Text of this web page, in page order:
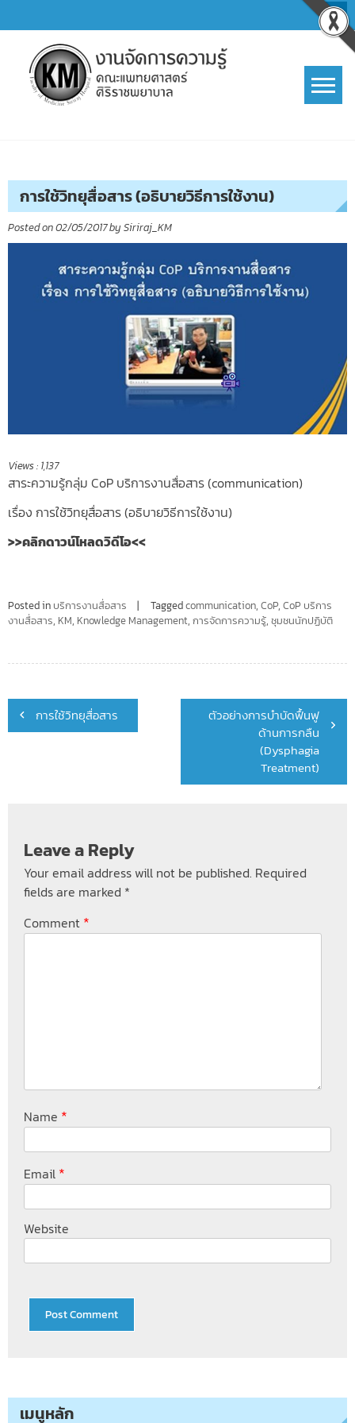
to
content
การใช้วิทยุสื่อสาร (อธิบายวิธีการใช้งาน)
Posted on02/05/2017by Siriraj_KM
Views : 1,137
สาระความรู้กลุ่ม CoP บริการงานสื่อสาร (communication)
เรื่อง การใช้วิทยุสื่อสาร (อธิบายวิธีการใช้งาน)
>>คลิกดาวน์โหลดวิดีโอ<<
Posted in บริการงานสื่อสาร Taggedcommunication, CoP, CoP บริการ
งานสื่อสาร, KM, Knowledge Management, การจัดการความรู้, ชุมชนนักปฏิบัติ
Post
navigation
การใช้วิทยุสื่อสาร
ตัวอย่างการบำบัดฟื้นฟู
ด้านการกลืน
(Dysphagia
Treatment)
Leave a Reply
Your email address will not be published. Required
fields are marked *
Comment *
Name *
Email *
Website
เมนูหลัก